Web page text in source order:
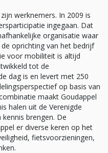
werknemers. In 2009 is
ingegaan. Dat
organisatie waar
oprichting van het bedrijf
voor mobiliteit is altijd
tot de
dag is en levert met 250
op basis van
maakt Goudappel
halen uit de Verenigde
brengen. De
er diverse keren op het
fietsvoorzieningen,